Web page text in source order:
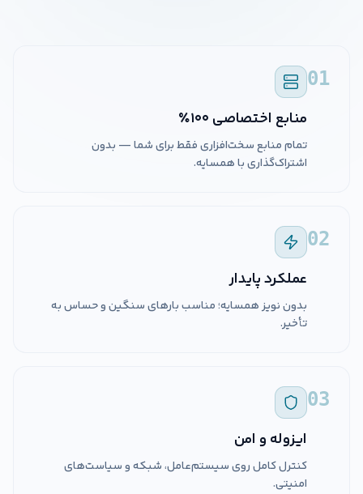
01
منابع اختصاصی ۱۰۰٪
تمام منابع سخت‌افزاری فقط برای شما — بدون
اشتراک‌گذاری با همسایه.
02
عملکرد پایدار
بدون نویز همسایه؛ مناسب بارهای سنگین و حساس به
تأخیر.
03
ایزوله و امن
کنترل کامل روی سیستم‌عامل، شبکه و سیاست‌های
امنیتی.